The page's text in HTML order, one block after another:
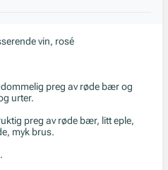
vin, rosé
preg av røde bær og
urter.
preg av røde bær, litt eple,
myk brus.